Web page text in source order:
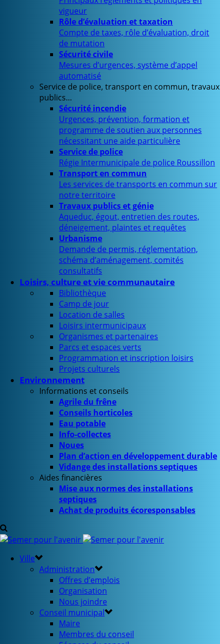
vigueur
Rôle d’évaluation et taxation
Compte de taxes, rôle d’évaluation, droit
de mutation
Sécurité civile
Mesures d’urgences, système d’appel
automatisé
Service de police, transport en commun, travaux
publics…
Sécurité incendie
Urgences, prévention, formation et
programme de soutien aux personnes
nécessitant une aide particulière
Service de police
Régie Intermunicipale de police Roussillon
Transport en commun
Les services de transports en commun sur
notre territoire
Travaux publics et génie
Aqueduc, égout, entretien des routes,
déneigement, plaintes et requêtes
Urbanisme
Demande de permis, réglementation,
schéma d’aménagement, comités
consultatifs
Loisirs, culture et vie communautaire
Bibliothèque
Camp de jour
Location de salles
Loisirs intermunicipaux
Organismes et partenaires
Parcs et espaces verts
Programmation et inscription loisirs
Projets culturels
Environnement
Informations et conseils
Agrile du frêne
Conseils horticoles
Eau potable
Info-collectes
Noues
Plan d’action en développement durable
Vidange des installations septiques
Aides financières
Mise aux normes des installations
septiques
Achat de produits écoresponsables
Ville
Administration
Offres d’emplois
Organisation
Nous joindre
Conseil municipal
Maire
Membres du conseil